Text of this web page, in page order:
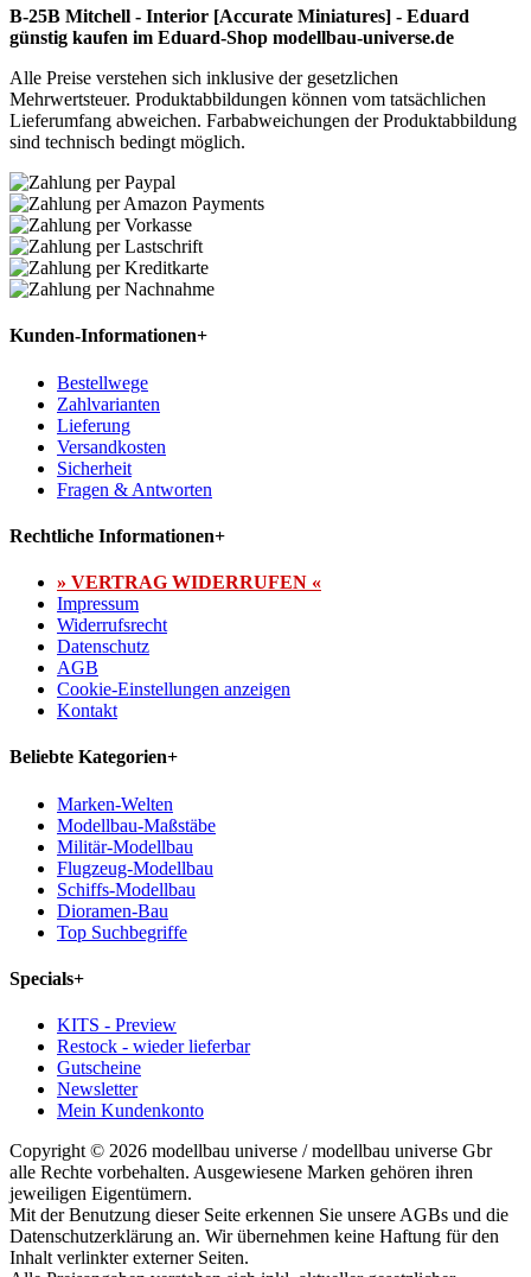
B-25B Mitchell - Interior [Accurate Miniatures] - Eduard
günstig kaufen im Eduard-Shop modellbau-universe.de
Alle Preise verstehen sich inklusive der gesetzlichen
Mehrwertsteuer. Produktabbildungen können vom tatsächlichen
Lieferumfang abweichen. Farbabweichungen der Produktabbildung
sind technisch bedingt möglich.
Kunden-Informationen+
Bestellwege
Zahlvarianten
Lieferung
Versandkosten
Sicherheit
Fragen & Antworten
Rechtliche Informationen+
» VERTRAG WIDERRUFEN «
Impressum
Widerrufsrecht
Datenschutz
AGB
Cookie-Einstellungen anzeigen
Kontakt
Beliebte Kategorien+
Marken-Welten
Modellbau-Maßstäbe
Militär-Modellbau
Flugzeug-Modellbau
Schiffs-Modellbau
Dioramen-Bau
Top Suchbegriffe
Specials+
KITS - Preview
Restock - wieder lieferbar
Gutscheine
Newsletter
Mein Kundenkonto
Copyright © 2026 modellbau universe / modellbau universe Gbr
alle Rechte vorbehalten. Ausgewiesene Marken gehören ihren
jeweiligen Eigentümern.
Mit der Benutzung dieser Seite erkennen Sie unsere AGBs und die
Datenschutzerklärung an. Wir übernehmen keine Haftung für den
Inhalt verlinkter externer Seiten.